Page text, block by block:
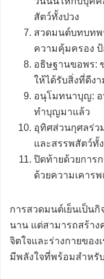
สัตว์ทั้งปวง
สวดมนต์บทบทพ
ความคุ้มครอง
อธิษฐานขอพร:
ให้ได้รับสิ่งที่ดีง
อนุโมทนาบุญ:
ทำบุญมาแล้ว
อุทิศส่วนกุศลร่ว
และสรรพสัตว์ทั้
ปิดท้ายด้วยการ
ด้วยความเคาร
การสวดมนต์เย็นเป็น
นาน แต่สามารถสร้า
จิตใจและร่างกายของ
มีพลังใจที่พร้อมสำหรั